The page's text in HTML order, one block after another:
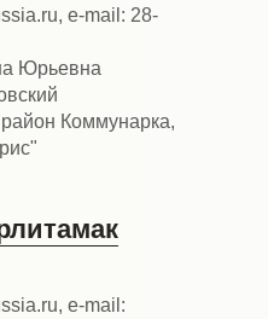
e-mail: 28-
Юрьевна
Коммунарка,
e-mail: